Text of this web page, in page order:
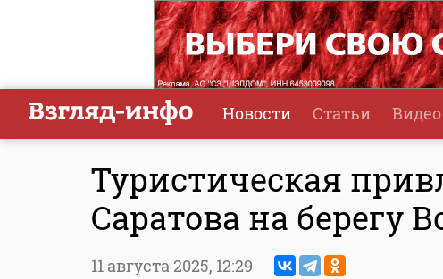
Новости Статьи Видео
Туристическая
Саратова на берегу
11 августа 2025, 12:29